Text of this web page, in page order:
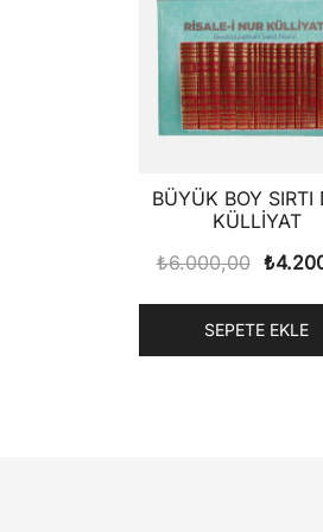
BÜYÜK BOY SIRTI
KÜLLİYAT
₺6.000,00 Orijinal
₺
SEPETE EKLE